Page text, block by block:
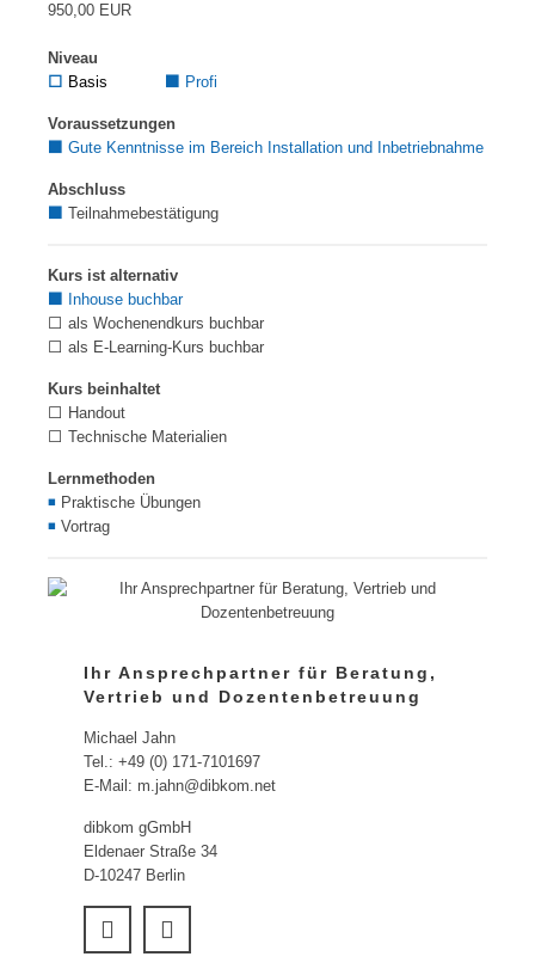
950,00 EUR
Niveau
⬜ Basis Profi
Voraussetzungen
Gute Kenntnisse im Bereich Installation und Inbetriebnahme
Abschluss
Teilnahmebestätigung
Kurs ist alternativ
Inhouse buchbar
⬜ als Wochenendkurs buchbar
⬜ als E-Learning-Kurs buchbar
Kurs beinhaltet
⬜ Handout
⬜ Technische Materialien
Lernmethoden
◾ Praktische Übungen
◾ Vortrag
Ihr Ansprechpartner für Beratung,
Vertrieb und Dozentenbetreuung
Michael Jahn
Tel.: +49 (0) 171-7101697
E-Mail: m.jahn@dibkom.net
dibkom gGmbH
Eldenaer Straße 34
D-10247 Berlin